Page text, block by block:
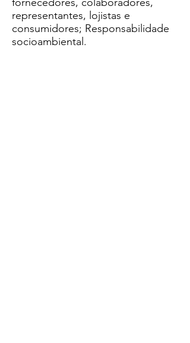
representantes, lojistas e
consumidores; Responsabilidade
socioambiental.